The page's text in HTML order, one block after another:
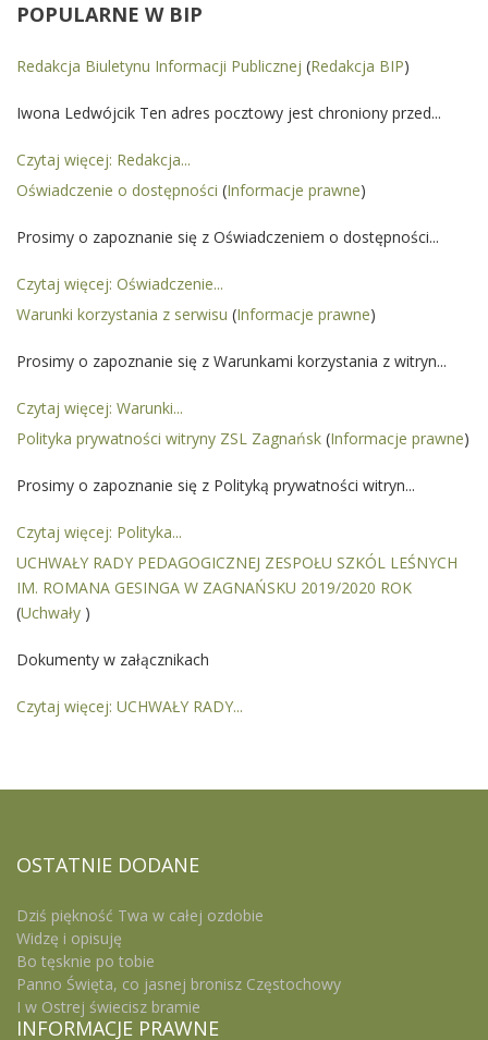
POPULARNE W BIP
Redakcja Biuletynu Informacji Publicznej (Redakcja BIP)
Iwona Ledwójcik Ten adres pocztowy jest chroniony przed...
Czytaj więcej: Redakcja...
Oświadczenie o dostępności (Informacje prawne)
Prosimy o zapoznanie się z Oświadczeniem o dostępności...
Czytaj więcej: Oświadczenie...
Warunki korzystania z serwisu (Informacje prawne)
Prosimy o zapoznanie się z Warunkami korzystania z witryn...
Czytaj więcej: Warunki...
Polityka prywatności witryny ZSL Zagnańsk (Informacje prawne)
Prosimy o zapoznanie się z Polityką prywatności witryn...
Czytaj więcej: Polityka...
UCHWAŁY RADY PEDAGOGICZNEJ ZESPOŁU SZKÓL LEŚNYCH
IM. ROMANA GESINGA W ZAGNAŃSKU 2019/2020 ROK
(Uchwały )
Dokumenty w załącznikach
Czytaj więcej: UCHWAŁY RADY...
OSTATNIE DODANE
Dziś piękność Twa w całej ozdobie
Widzę i opisuję
Bo tęsknie po tobie
Panno Święta, co jasnej bronisz Częstochowy
I w Ostrej świecisz bramie
INFORMACJE PRAWNE